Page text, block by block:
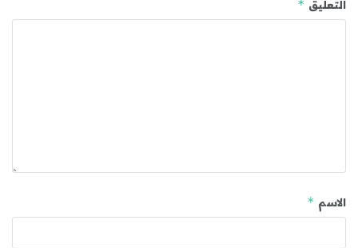
التعليق *
الاسم *